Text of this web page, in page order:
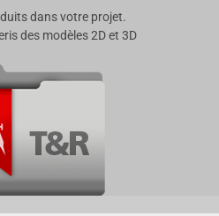
dans votre projet.
des modèles 2D et 3D